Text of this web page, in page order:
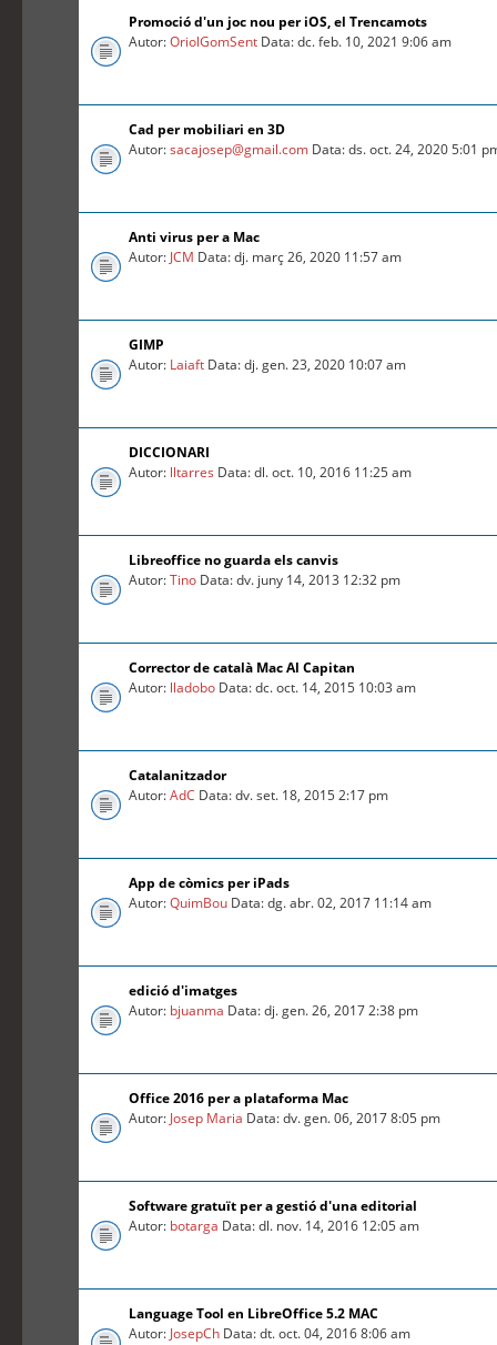
Promoció d'un joc nou per iOS, el Trencamots
Autor:OriolGomSent Data: dc. feb. 10, 2021 9:06 am
Cad per mobiliari en 3D
Autor:sacajosep@gmail.com Data: ds. oct. 24, 2020 5:01
Anti virus per a Mac
Autor: JCM Data: dj. març 26, 2020 11:57 am
GIMP
Autor: Laiaft Data: dj. gen. 23, 2020 10:07 am
DICCIONARI
Autor: lltarres Data: dl. oct. 10, 2016 11:25 am
Libreoffice no guarda els canvis
Autor:Tino Data: dv. juny 14, 2013 12:32 pm
Corrector de català Mac Al Capitan
Autor: lladobo Data: dc. oct. 14, 2015 10:03 am
Catalanitzador
Autor:AdC Data: dv. set. 18, 2015 2:17 pm
App de còmics per iPads
Autor:QuimBou Data: dg. abr. 02, 2017 11:14 am
edició d'imatges
Autor: bjuanma Data: dj. gen. 26, 2017 2:38 pm
Office 2016 per a plataforma Mac
Autor: Josep Maria Data: dv. gen. 06, 2017 8:05 pm
Software gratuït per a gestió d'una editorial
Autor: botarga Data: dl. nov. 14, 2016 12:05 am
Language Tool en LibreOffice 5.2 MAC
Autor: JosepCh Data: dt. oct. 04, 2016 8:06 am